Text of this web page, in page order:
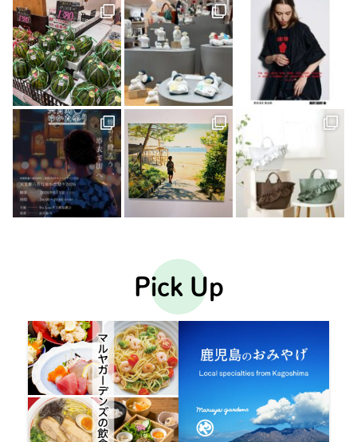
Pick Up